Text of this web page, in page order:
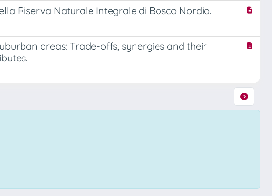
Riserva Naturale Integrale di Bosco Nordio.
areas: Trade-offs, synergies and their